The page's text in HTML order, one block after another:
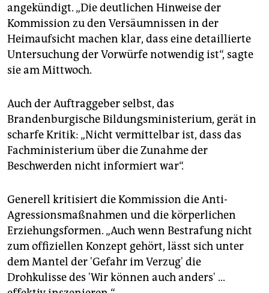
angekündigt. „Die deutlichen Hinweise der
Kommission zu den Versäumnissen in der
Heimaufsicht machen klar, dass eine detaillierte
Untersuchung der Vorwürfe notwendig ist“, sagte
sie am Mittwoch.
Auch der Auftraggeber selbst, das
Brandenburgische Bildungsministerium, gerät in
scharfe Kritik: „Nicht vermittelbar ist, dass das
Fachministerium über die Zunahme der
Beschwerden nicht informiert war“.
Generell kritisiert die Kommission die Anti-
Agressionsmaßnahmen und die körperlichen
Erziehungsformen. „Auch wenn Bestrafung nicht
zum offiziellen Konzept gehört, lässt sich unter
dem Mantel der 'Gefahr im Verzug' die
Drohkulisse des 'Wir können auch anders' ...